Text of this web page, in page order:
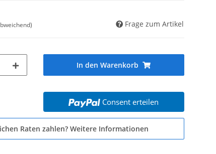
Frage zum Artikel
In den Warenkorb
Consent erteilen
Raten zahlen? Weitere Informationen